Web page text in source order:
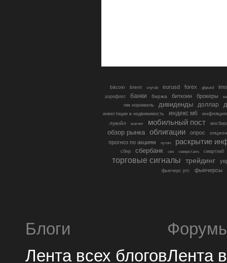
bitcoin brent cnyrub eurusd forex gbpusd
аэрофлот банки биржа биткоин брокеры
гмк норникель
дивиденды доллар
инвестиции в недвижимость индекс мб
инфляция
лукойл
магнит мобильный пост
обзор рынка облигации опрос
прогноз по акциям путин раскрытие
сбер сбербанк сво северсталь смартлаб
торговые сигналы трейдинг
фьючерс ртс фьючерсы
Блоги
Лента всех блоговЛента